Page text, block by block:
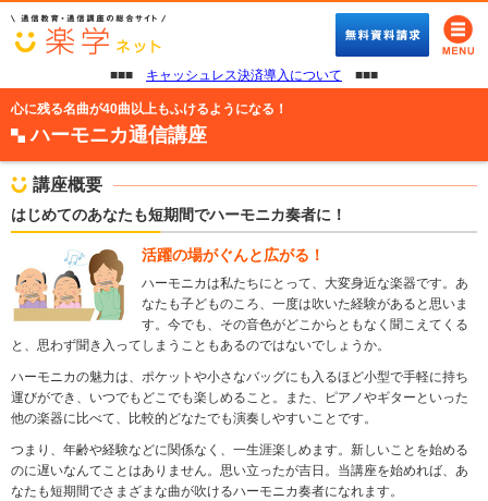
■■■ キャッシュレス決済導入について ■■■
心に残る名曲が40曲以上もふけるようになる！
ハーモニカ通信講座
講座概要
はじめてのあなたも短期間でハーモニカ奏者に！
活躍の場がぐんと広がる！
ハーモニカは私たちにとって、大変身近な楽器です。あ
なたも子どものころ、一度は吹いた経験があると思いま
す。今でも、その音色がどこからともなく聞こえてくる
と、思わず聞き入ってしまうこともあるのではないでしょうか。
ハーモニカの魅力は、ポケットや小さなバッグにも入るほど小型で手軽に持ち
運びができ、いつでもどこでも楽しめること。また、ピアノやギターといった
他の楽器に比べて、比較的どなたでも演奏しやすいことです。
つまり、年齢や経験などに関係なく、一生涯楽しめます。新しいことを始める
のに遅いなんてことはありません。思い立ったが吉日。当講座を始めれば、あ
なたも短期間でさまざまな曲が吹けるハーモニカ奏者になれます。